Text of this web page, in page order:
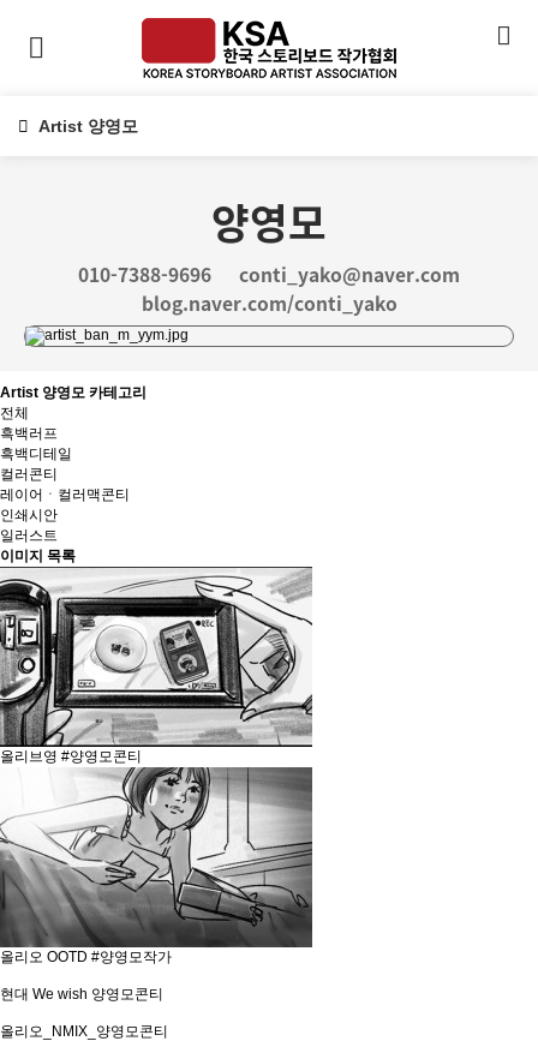
Artist 양영모
양영모
010-7388-9696
conti_yako@naver.com
blog.naver.com/conti_yako
Artist 양영모 카테고리
전체
흑백러프
흑백디테일
컬러콘티
레이어ㆍ컬러맥콘티
인쇄시안
일러스트
이미지 목록
올리브영 #양영모콘티
올리오 OOTD #양영모작가
현대 We wish 양영모콘티
올리오_NMIX_양영모콘티